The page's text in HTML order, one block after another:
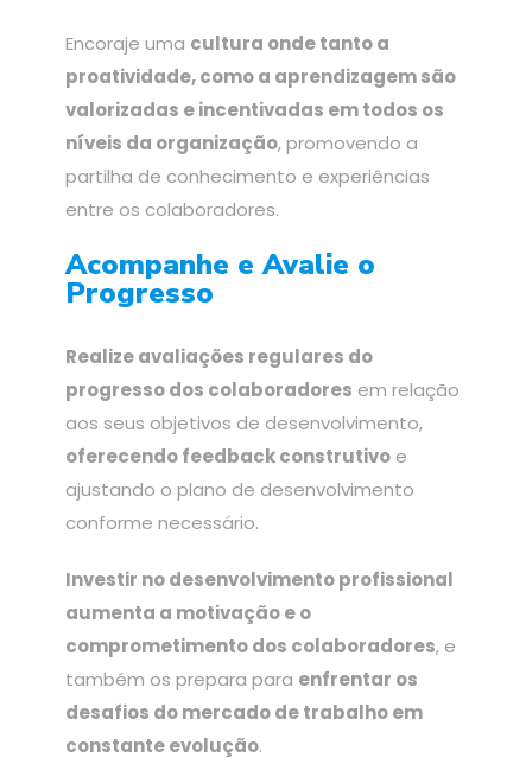
Encoraje uma cultura onde tanto a
proatividade, como a aprendizagem são
valorizadas e incentivadas em todos os
níveis da organização, promovendo a
partilha de conhecimento e experiências
entre os colaboradores.
Acompanhe e Avalie o
Progresso
Realize avaliações regulares do
progresso dos colaboradores em relação
aos seus objetivos de desenvolvimento,
oferecendo feedback construtivo e
ajustando o plano de desenvolvimento
conforme necessário.
Investir no desenvolvimento profissional
aumenta a motivação e o
comprometimento dos colaboradores, e
também os prepara para enfrentar os
desafios do mercado de trabalho em
constante evolução.